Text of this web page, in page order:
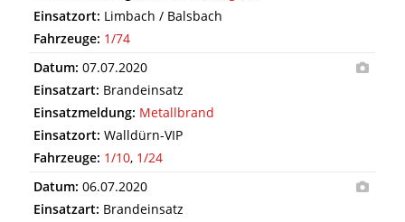
Einsatzort: Limbach / Balsbach
Fahrzeuge: 1/74
Datum: 07.07.2020
Einsatzart: Brandeinsatz
Einsatzmeldung: Metallbrand
Einsatzort: Walldürn-VIP
Fahrzeuge: 1/10, 1/24
Datum: 06.07.2020
Einsatzart: Brandeinsatz